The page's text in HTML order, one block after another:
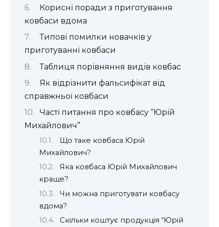
Корисні поради з приготування
ковбаси вдома
Типові помилки новачків у
приготуванні ковбаси
Таблиця порівняння видів ковбас
Як відрізнити фальсифікат від
справжньої ковбаси
Часті питання про ковбасу “Юрій
Михайлович”
Що таке ковбаса Юрій
Михайлович?
Яка ковбаса Юрій Михайлович
краще?
Чи можна приготувати ковбасу
вдома?
Скільки коштує продукція “Юрій